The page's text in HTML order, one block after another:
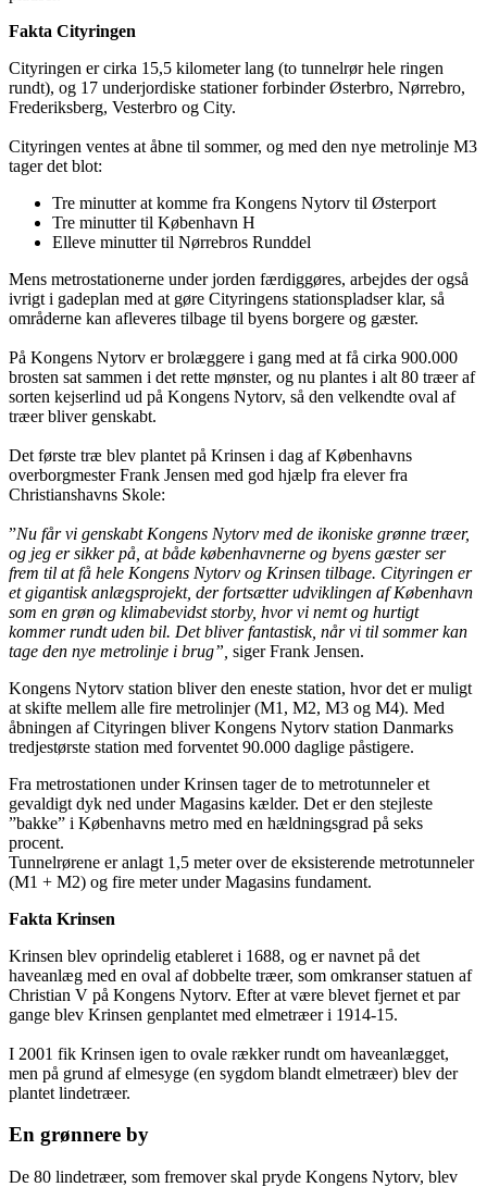
Fakta Cityringen
Cityringen er cirka 15,5 kilometer lang (to tunnelrør hele ringen
rundt), og 17 underjordiske stationer forbinder Østerbro, Nørrebro,
Frederiksberg, Vesterbro og City.
Cityringen ventes at åbne til sommer, og med den nye metrolinje M3
tager det blot:
Tre minutter at komme fra Kongens Nytorv til Østerport
Tre minutter til København H
Elleve minutter til Nørrebros Runddel
Mens metrostationerne under jorden færdiggøres, arbejdes der også
ivrigt i gadeplan med at gøre Cityringens stationspladser klar, så
områderne kan afleveres tilbage til byens borgere og gæster.
På Kongens Nytorv er brolæggere i gang med at få cirka 900.000
brosten sat sammen i det rette mønster, og nu plantes i alt 80 træer af
sorten kejserlind ud på Kongens Nytorv, så den velkendte oval af
træer bliver genskabt.
Det første træ blev plantet på Krinsen i dag af Københavns
overborgmester Frank Jensen med god hjælp fra elever fra
Christianshavns Skole:
”Nu får vi genskabt Kongens Nytorv med de ikoniske grønne træer,
og jeg er sikker på, at både københavnerne og byens gæster ser
frem til at få hele Kongens Nytorv og Krinsen tilbage. Cityringen er
et gigantisk anlægsprojekt, der fortsætter udviklingen af København
som en grøn og klimabevidst storby, hvor vi nemt og hurtigt
kommer rundt uden bil. Det bliver fantastisk, når vi til sommer kan
tage den nye metrolinje i brug”, siger Frank Jensen.
Kongens Nytorv station bliver den eneste station, hvor det er muligt
at skifte mellem alle fire metrolinjer (M1, M2, M3 og M4). Med
åbningen af Cityringen bliver Kongens Nytorv station Danmarks
tredjestørste station med forventet 90.000 daglige påstigere.
Fra metrostationen under Krinsen tager de to metrotunneler et
gevaldigt dyk ned under Magasins kælder. Det er den stejleste
”bakke” i Københavns metro med en hældningsgrad på seks
procent.
Tunnelrørene er anlagt 1,5 meter over de eksisterende metrotunneler
(M1 + M2) og fire meter under Magasins fundament.
Fakta Krinsen
Krinsen blev oprindelig etableret i 1688, og er navnet på det
haveanlæg med en oval af dobbelte træer, som omkranser statuen af
Christian V på Kongens Nytorv. Efter at være blevet fjernet et par
gange blev Krinsen genplantet med elmetræer i 1914-15.
I 2001 fik Krinsen igen to ovale rækker rundt om haveanlægget,
men på grund af elmesyge (en sygdom blandt elmetræer) blev der
plantet lindetræer.
En grønnere by
De 80 lindetræer, som fremover skal pryde Kongens Nytorv, blev